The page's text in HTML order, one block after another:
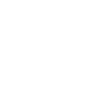
Alfonso Herrero,
El gol, como es
empezaron a
desesperada. El
regreso de Dani